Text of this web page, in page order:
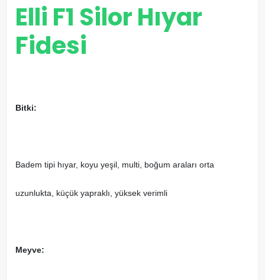
Elli F1 Silor Hıyar
Fidesi
Bitki:
Badem tipi hıyar, koyu yeşil, multi, boğum araları orta
uzunlukta, küçük yapraklı, yüksek verimli
Meyve: